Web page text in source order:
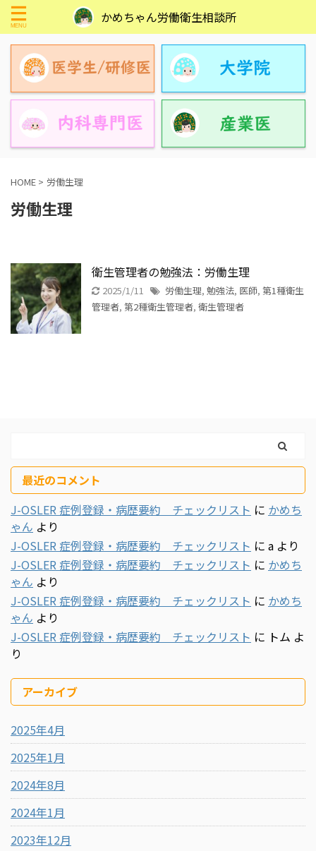
かめちゃん労働衛生相談所
HOME > 労働生理
労働生理
衛生管理者の勉強法：労働生理
2025/1/11 労働生理, 勉強法, 医師, 第1種衛生
管理者, 第2種衛生管理者, 衛生管理者
最近のコメント
J-OSLER 症例登録・病歴要約 チェックリスト に かめち
ゃん より
J-OSLER 症例登録・病歴要約 チェックリスト に a より
J-OSLER 症例登録・病歴要約 チェックリスト に かめち
ゃん より
J-OSLER 症例登録・病歴要約 チェックリスト に かめち
ゃん より
J-OSLER 症例登録・病歴要約 チェックリスト に トム よ
り
アーカイブ
2025年4月
2025年1月
2024年8月
2024年1月
2023年12月